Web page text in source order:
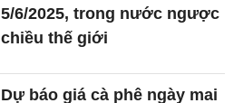
5/6/2025, trong nước ngược
chiều thế giới
Dự báo giá cà phê ngày mai